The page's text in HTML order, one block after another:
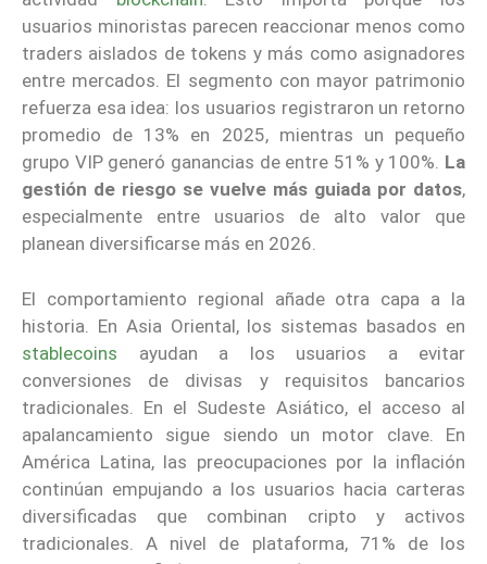
usuarios minoristas parecen reaccionar menos como
traders aislados de tokens y más como asignadores
entre mercados. El segmento con mayor patrimonio
refuerza esa idea: los usuarios registraron un retorno
promedio de 13% en 2025, mientras un pequeño
grupo VIP generó ganancias de entre 51% y 100%. La
gestión de riesgo se vuelve más guiada por datos,
especialmente entre usuarios de alto valor que
planean diversificarse más en 2026.
El comportamiento regional añade otra capa a la
historia. En Asia Oriental, los sistemas basados en
stablecoins ayudan a los usuarios a evitar
conversiones de divisas y requisitos bancarios
tradicionales. En el Sudeste Asiático, el acceso al
apalancamiento sigue siendo un motor clave. En
América Latina, las preocupaciones por la inflación
continúan empujando a los usuarios hacia carteras
diversificadas que combinan cripto y activos
tradicionales. A nivel de plataforma, 71% de los